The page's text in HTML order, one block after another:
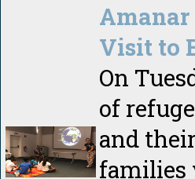
Visit to
On
of
and
families